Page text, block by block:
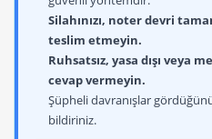
Silahınızı, noter devri
teslim etmeyin.
Ruhsatsız, yasa dışı veya
cevap vermeyin.
Şüpheli davranışlar
bildiriniz.